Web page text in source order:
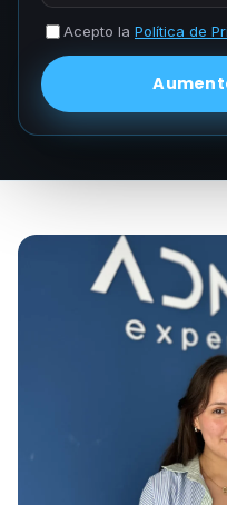
Acepto la Política de